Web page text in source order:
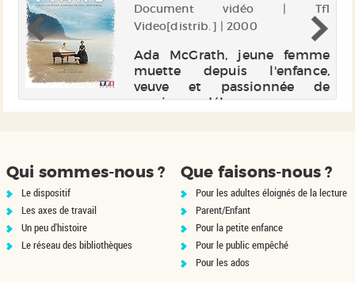
Document vidéo | Tf1
Video[distrib.] | 2000
Ada McGrath, jeune femme
muette depuis l'enfance,
veuve et passionnée de
musique, débarque sur une
colon. Le voyage pour
rejoindre la fe...
Qui sommes-nous ?
Le dispositif
Les axes de travail
Un peu d'histoire
Le réseau des bibliothèques
Que faisons-nous ?
Pour les adultes éloignés de la lecture
Parent/Enfant
Pour la petite enfance
Pour le public empêché
Pour les ados